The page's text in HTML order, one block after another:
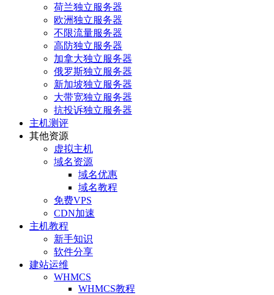
荷兰独立服务器
欧洲独立服务器
不限流量服务器
高防独立服务器
加拿大独立服务器
俄罗斯独立服务器
新加坡独立服务器
大带宽独立服务器
抗投诉独立服务器
主机测评
其他资源
虚拟主机
域名资源
域名优惠
域名教程
免费VPS
CDN加速
主机教程
新手知识
软件分享
建站运维
WHMCS
WHMCS教程